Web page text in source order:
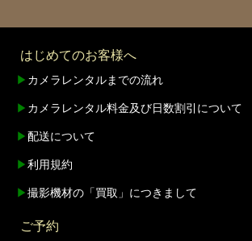
はじめてのお客様へ
▶ カメラレンタルまでの流れ
▶ カメラレンタル料金及び日数割引について
▶配送について
▶利用規約
▶撮影機材の「買取」につきまして
ご予約